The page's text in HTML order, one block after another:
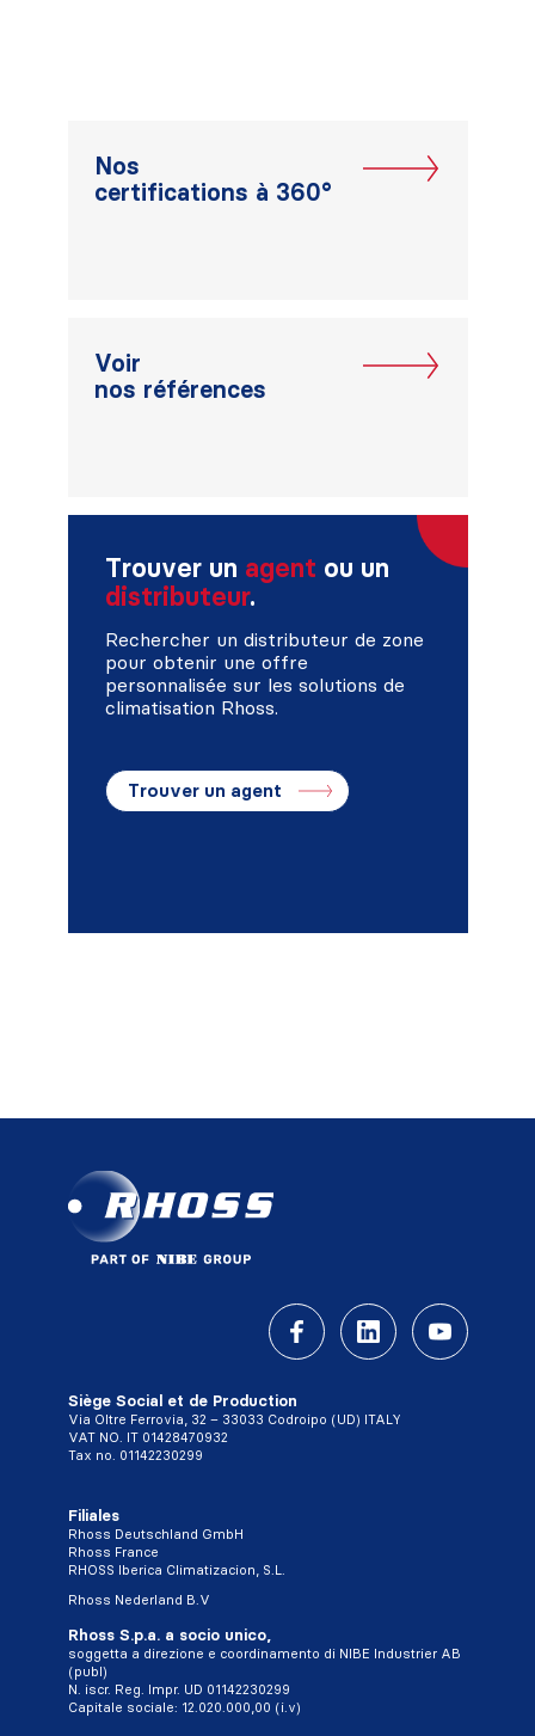
Nos
certifications à 360°
Voir
nos références
Trouver un agent ou un
distributeur.
Rechercher un distributeur de zone
pour obtenir une offre
personnalisée sur les solutions de
climatisation Rhoss.
Trouver un agent
Siège Social et de Production
Via Oltre Ferrovia, 32 – 33033 Codroipo (UD) ITALY
VAT NO. IT 01428470932
Tax no. 01142230299
Filiales
Rhoss Deutschland GmbH
Rhoss France
RHOSS Iberica Climatizacion, S.L.
Rhoss Nederland B.V
Rhoss S.p.a. a socio unico,
soggetta a direzione e coordinamento di NIBE Industrier AB
(publ)
N. iscr. Reg. Impr. UD 01142230299
Capitale sociale: 12.020.000,00 (i.v)